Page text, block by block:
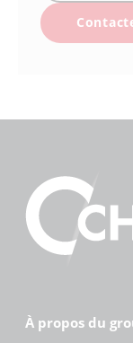
À propos du